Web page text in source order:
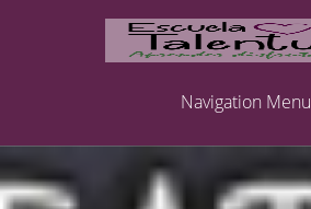
Navigation Menu